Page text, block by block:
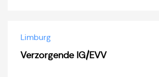
Limburg
Verzorgende IG/EVV